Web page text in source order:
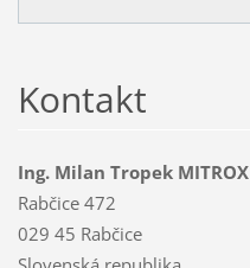
Kontakt
Ing. Milan Tropek MITROX
Rabčice 472
029 45 Rabčice